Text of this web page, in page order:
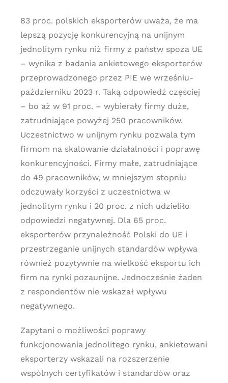
83 proc. polskich eksporterów uważa, że ma
lepszą pozycję konkurencyjną na unijnym
jednolitym rynku niż firmy z państw spoza UE
– wynika z badania ankietowego eksporterów
przeprowadzonego przez PIE we wrześniu-
październiku 2023 r. Taką odpowiedź częściej
– bo aż w 91 proc. – wybierały firmy duże,
zatrudniające powyżej 250 pracowników.
Uczestnictwo w unijnym rynku pozwala tym
firmom na skalowanie działalności i poprawę
konkurencyjności. Firmy małe, zatrudniające
do 49 pracowników, w mniejszym stopniu
odczuwały korzyści z uczestnictwa w
jednolitym rynku i 20 proc. z nich udzieliło
odpowiedzi negatywnej. Dla 65 proc.
eksporterów przynależność Polski do UE i
przestrzeganie unijnych standardów wpływa
również pozytywnie na wielkość eksportu ich
firm na rynki pozaunijne. Jednocześnie żaden
z respondentów nie wskazał wpływu
negatywnego.
Zapytani o możliwości poprawy
funkcjonowania jednolitego rynku, ankietowani
eksporterzy wskazali na rozszerzenie
wspólnych certyfikatów i standardów oraz